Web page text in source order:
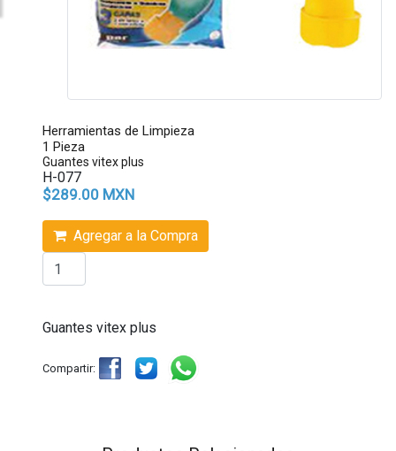
Herramientas de Limpieza
1 Pieza
Guantes vitex plus
H-077
$289.00 MXN
Agregar a la Compra
Guantes vitex plus
Compartir: